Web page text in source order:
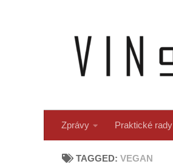
Zprávy Praktické rady
TAGGED:VEGAN